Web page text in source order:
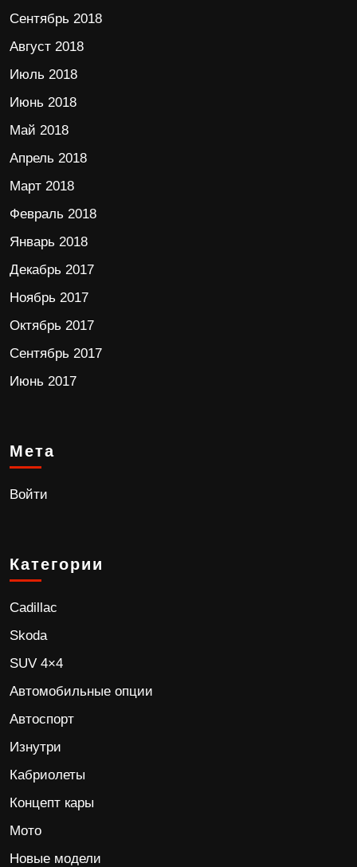
Сентябрь 2018
Август 2018
Июль 2018
Июнь 2018
Май 2018
Апрель 2018
Март 2018
Февраль 2018
Январь 2018
Декабрь 2017
Ноябрь 2017
Октябрь 2017
Сентябрь 2017
Июнь 2017
Мета
Войти
Категории
Cadillac
Skoda
SUV 4×4
Автомобильные опции
Автоспорт
Изнутри
Кабриолеты
Концепт кары
Мото
Новые модели